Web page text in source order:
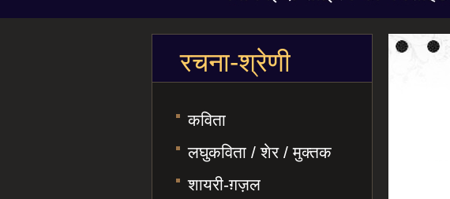
रचना-श्रेणी
कविता
लघुकविता / शेर / मुक्तक
शायरी-ग़ज़ल